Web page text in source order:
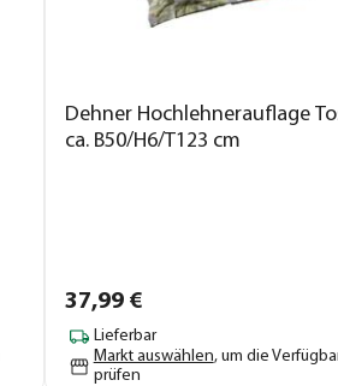
Dehner Hochlehnerauflage
ca. B50/H6/T123 cm
37,99€
Lieferbar
Markt auswählen, um die
prüfen